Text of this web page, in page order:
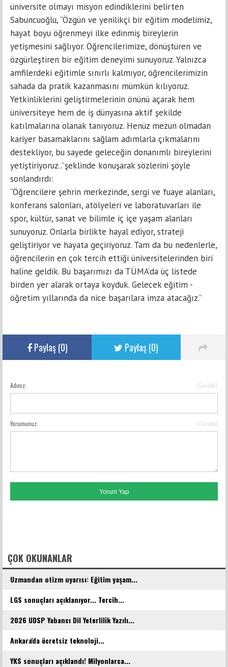
üniversite olmayı misyon edindiklerini belirten
Sabuncuoğlu, “Özgün ve yenilikçi bir eğitim modelimiz,
hayat boyu öğrenmeyi ilke edinmiş bireylerin
yetişmesini sağlıyor. Öğrencilerimize, dönüştüren ve
özgürleştiren bir eğitim deneyimi sunuyoruz. Yalnızca
amfilerdeki eğitimle sınırlı kalmıyor, öğrencilerimizin
sahada da pratik kazanmasını mümkün kılıyoruz.
Yetkinliklerini geliştirmelerinin önünü açarak hem
üniversiteye hem de iş dünyasına aktif şekilde
katılmalarına olanak tanıyoruz. Henüz mezun olmadan
kariyer basamaklarını sağlam adımlarla çıkmalarını
destekliyor, bu sayede geleceğin donanımlı bireylerini
yetiştiriyoruz..”şeklinde konuşarak sözlerini şöyle
sonlandırdı:
“Öğrencilere şehrin merkezinde, sergi ve fuaye alanları,
konferans salonları, atölyeleri ve laboratuvarları ile
spor, kültür, sanat ve bilimle iç içe yaşam alanları
sunuyoruz. Onlarla birlikte hayal ediyor, strateji
geliştiriyor ve hayata geçiriyoruz. Tam da bu nedenlerle,
öğrencilerin en çok tercih ettiği üniversitelerinden biri
haline geldik. Bu başarımızı da TÜMA’da üç listede
birden yer alarak ortaya koyduk. Gelecekeğitim -
öğretim yıllarında da nice başarılara imza atacağız.”
Paylaş (0) Paylaş (0)
YORUM GÖNDER
Adınız: (Gerekli)
Yorumunuz: (Gerekli)
ÇOK OKUNANLAR
Uzmandan otizm uyarısı: Eğitim yaşam...
LGS sonuçları açıklanıyor... Tercih...
2026 UDSP Yabancı Dil Yeterlilik Yazılı...
Ankara'da ücretsiz teknoloji...
YKS sonuçları açıklandı! Milyonlarca...